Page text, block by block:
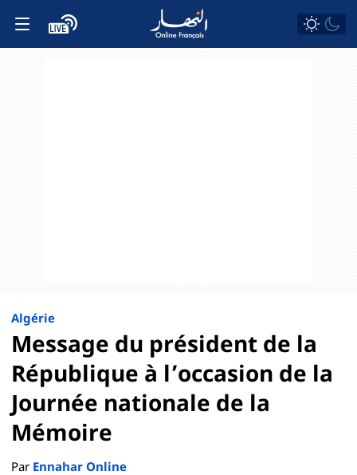
Algérie
Message du président de la
République à l’occasion de la
Journée nationale de la
Mémoire
Par Ennahar Online